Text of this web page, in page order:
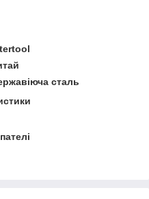
сталь